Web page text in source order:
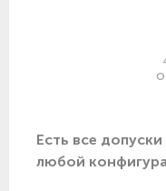
Есть все допуски
любой